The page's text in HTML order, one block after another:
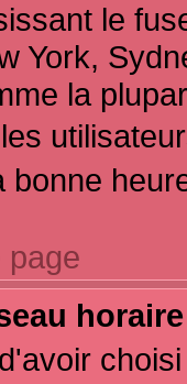
le
York,
la
page
choisi